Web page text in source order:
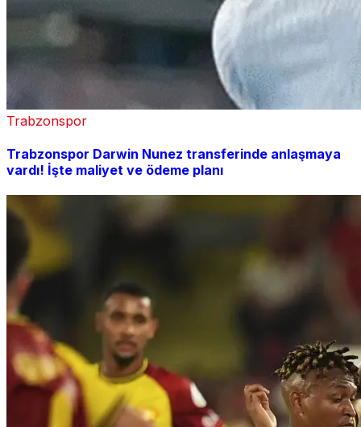
Trabzonspor
Trabzonspor Darwin Nunez transferinde anlaşmaya
vardı! İşte maliyet ve ödeme planı